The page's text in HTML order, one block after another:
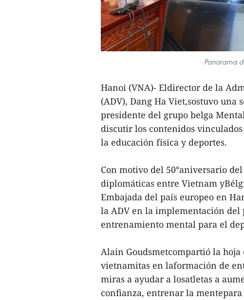
Panorama
Hanoi (VNA)- Eldirector de la
(ADV), Dang Ha Viet,sostuvo
presidente del grupo belga
discutir los contenidos
la educación física y deportes.
Con motivo del 50°aniversario
diplomáticas entre Vietnam
Embajada del país europeo en
la ADV en la implementación del
entrenamiento mental para el
Alain Goudsmetcompartió la hoja
vietnamitas en laformación de
miras a ayudar a losatletas a
confianza, entrenar la